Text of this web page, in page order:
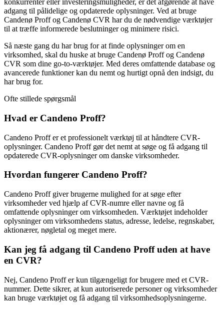
konkurrenter eller investeringsmuligheder, er det afgørende at have
adgang til pålidelige og opdaterede oplysninger. Ved at bruge
Candenø Proff og Candenø CVR har du de nødvendige værktøjer
til at træffe informerede beslutninger og minimere risici.
Så næste gang du har brug for at finde oplysninger om en
virksomhed, skal du huske at bruge Candenø Proff og Candenø
CVR som dine go-to-værktøjer. Med deres omfattende database og
avancerede funktioner kan du nemt og hurtigt opnå den indsigt, du
har brug for.
Ofte stillede spørgsmål
Hvad er Candeno Proff?
Candeno Proff er et professionelt værktøj til at håndtere CVR-
oplysninger. Candeno Proff gør det nemt at søge og få adgang til
opdaterede CVR-oplysninger om danske virksomheder.
Hvordan fungerer Candeno Proff?
Candeno Proff giver brugerne mulighed for at søge efter
virksomheder ved hjælp af CVR-numre eller navne og få
omfattende oplysninger om virksomheden. Værktøjet indeholder
oplysninger om virksomhedens status, adresse, ledelse, regnskaber,
aktionærer, nøgletal og meget mere.
Kan jeg få adgang til Candeno Proff uden at have
en CVR?
Nej, Candeno Proff er kun tilgængeligt for brugere med et CVR-
nummer. Dette sikrer, at kun autoriserede personer og virksomheder
kan bruge værktøjet og få adgang til virksomhedsoplysningerne.